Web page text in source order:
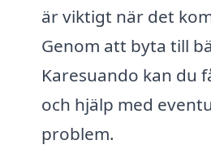
är viktigt när det
Genom att byta till
Karesuando kan du
och hjälp med
problem.